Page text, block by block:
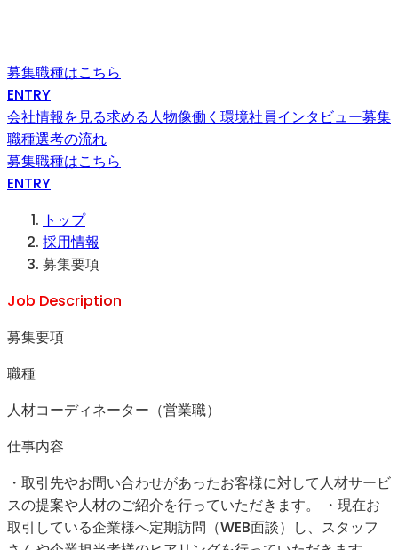
募集職種はこちら
ENTRY
会社情報を見る求める人物像働く環境社員インタビュー募集
職種選考の流れ
募集職種はこちら
ENTRY
トップ
採用情報
募集要項
Job Description
募集要項
職種
人材コーディネーター（営業職）
仕事内容
・取引先やお問い合わせがあったお客様に対して人材サービ
スの提案や人材のご紹介を行っていただきます。 ・現在お
取引している企業様へ定期訪問（WEB面談）し、スタッフ